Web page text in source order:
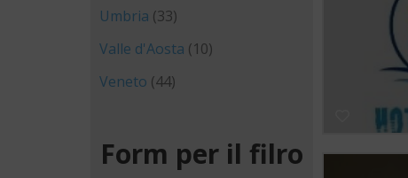
Umbria (33)
Valle d'Aosta (10)
Veneto (44)
Form per il filro